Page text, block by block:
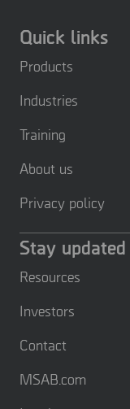
Quick links
Products
Industries
Training
About us
Privacy policy
Stay updated
Resources
Investors
Contact
MSAB.com